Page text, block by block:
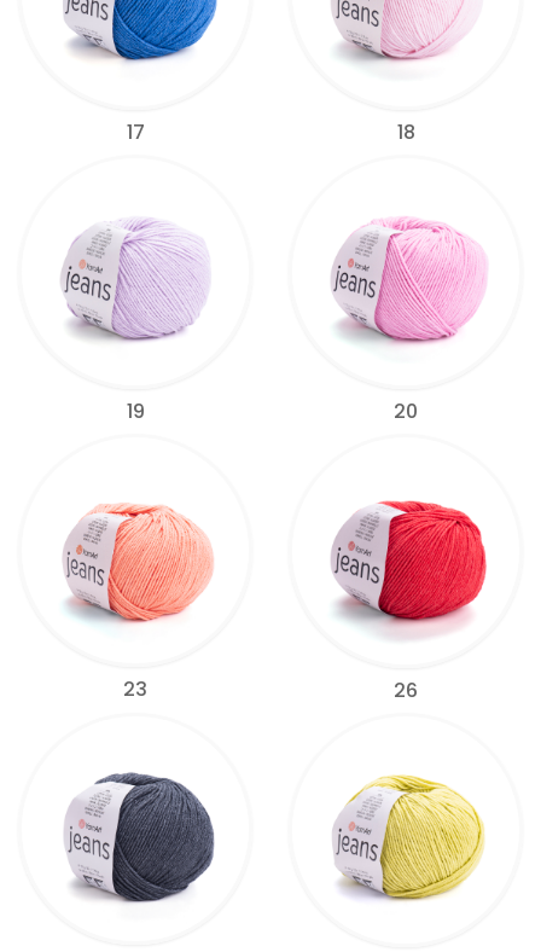
17 18
19 20
23 26